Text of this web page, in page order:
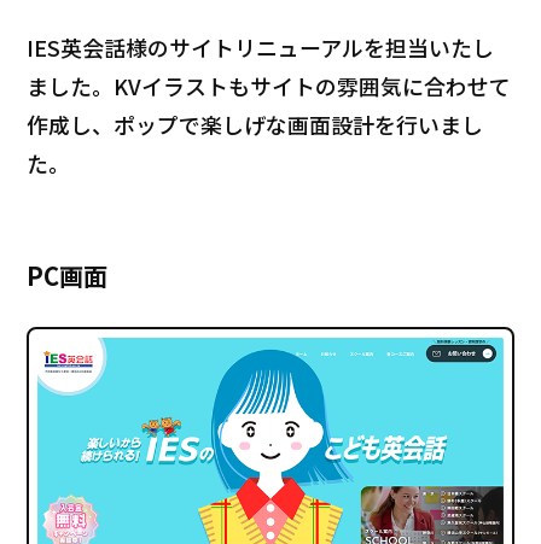
IES英会話様のサイトリニューアルを担当いたし
ました。KVイラストもサイトの雰囲気に合わせて
作成し、ポップで楽しげな画面設計を行いまし
た。
PC画面